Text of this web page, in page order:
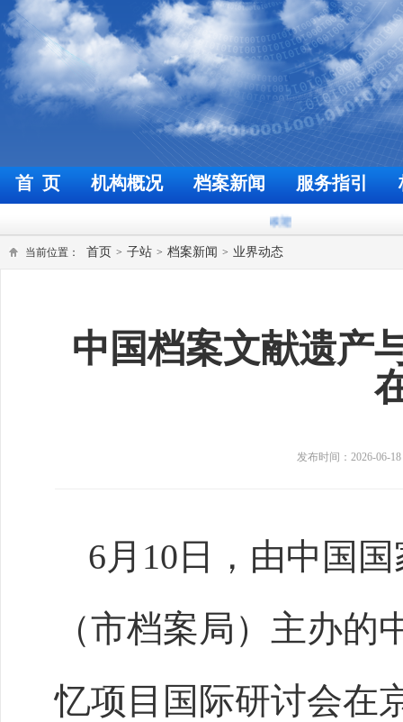
首 页 机构概况 档案新闻 服务指引
欢迎来到福州档案信息网
当前位置： 首页 > 子站 > 档案新闻 > 业界动态
中国档案文献遗产
发布时间：2026-06-18
6月10日，由中国
（市档案局）主办
忆项目国际研讨会在